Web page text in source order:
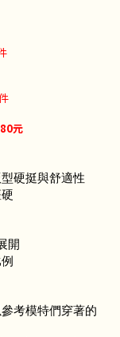
元
硬挺與舒適性
開
考模特們穿著的